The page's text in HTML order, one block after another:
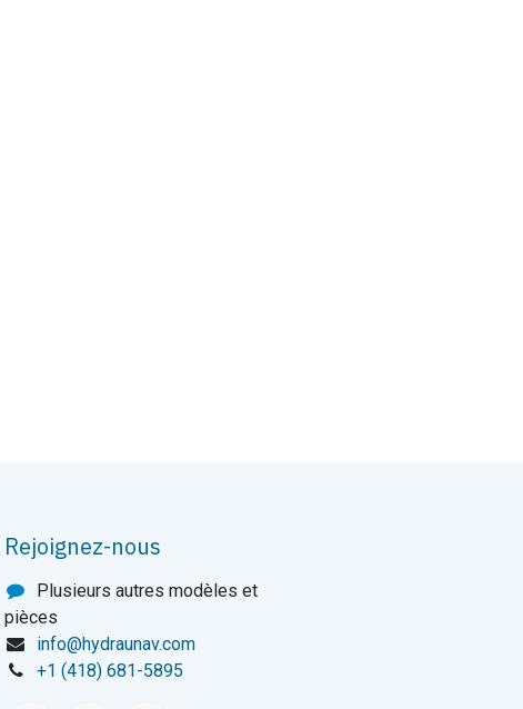
Rejoignez-nous
Plusieurs autres modèles et
pièces
info@hydraunav.com
+1 (418) 681-5895